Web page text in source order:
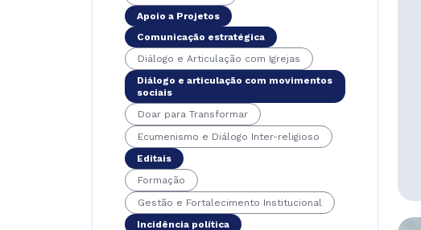
Apoio a Projetos
Comunicação estratégica
Diálogo e Articulação com Igrejas
Diálogo e articulação com movimentos
sociais
Doar para Transformar
Ecumenismo e Diálogo Inter-religioso
Editais
Formação
Gestão e Fortalecimento Institucional
Incidência política